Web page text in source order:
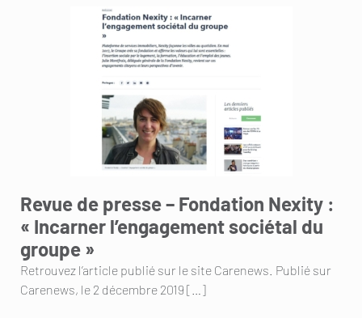
Revue de presse – Fondation Nexity :
« Incarner l’engagement sociétal du
groupe »
Retrouvez l’article publié sur le site Carenews. Publié sur
Carenews, le 2 décembre 2019 […]